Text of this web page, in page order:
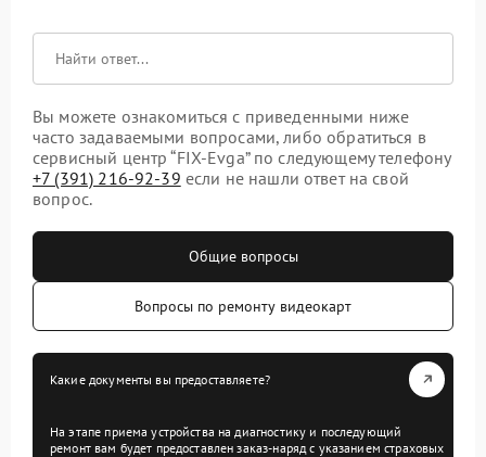
Вы можете ознакомиться с приведенными ниже
часто задаваемыми вопросами, либо обратиться в
сервисный центр “FIX-Evga” по следующему телефону
+7 (391) 216-92-39 если не нашли ответ на свой
вопрос.
Общие вопросы
Вопросы по ремонту видеокарт
Какие документы вы предоставляете?
На этапе приема устройства на диагностику и последующий
ремонт вам будет предоставлен заказ-наряд с указанием страховых